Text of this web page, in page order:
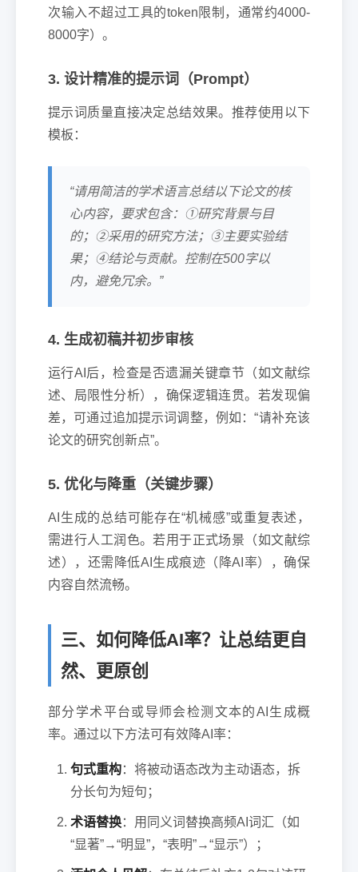
次输入不超过工具的token限制，通常约4000-
8000字）。
3. 设计精准的提示词（Prompt）
提示词质量直接决定总结效果。推荐使用以下
模板：
“请用简洁的学术语言总结以下论文的核
心内容，要求包含：①研究背景与目
的；②采用的研究方法；③主要实验结
果；④结论与贡献。控制在500字以
内，避免冗余。”
4. 生成初稿并初步审核
运行AI后，检查是否遗漏关键章节（如文献综
述、局限性分析），确保逻辑连贯。若发现偏
差，可通过追加提示词调整，例如：“请补充该
论文的研究创新点”。
5. 优化与降重（关键步骤）
AI生成的总结可能存在“机械感”或重复表述，
需进行人工润色。若用于正式场景（如文献综
述），还需降低AI生成痕迹（降AI率），确保
内容自然流畅。
三、如何降低AI率？让总结更自
然、更原创
部分学术平台或导师会检测文本的AI生成概
率。通过以下方法可有效降AI率：
句式重构：将被动语态改为主动语态，拆
分长句为短句；
术语替换：用同义词替换高频AI词汇（如
“显著”→“明显”，“表明”→“显示”）；